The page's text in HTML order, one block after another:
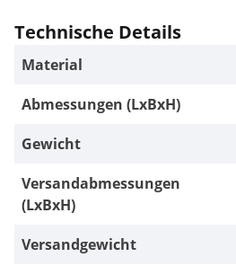
Technische Details
Material
Abmessungen (LxBxH)
Gewicht
Versandabmessungen
(LxBxH)
Versandgewicht